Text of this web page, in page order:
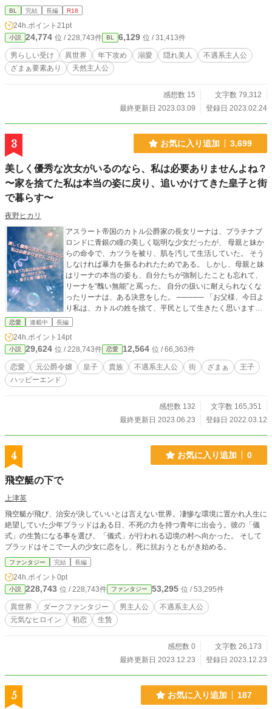
BL 完結 長編 R18
24h.ポイント 21pt
小説 24,774 位 / 228,743件 BL 6,129 位 / 31,413件
男らしい受け 異世界 年下攻め 溺愛 隠れ美人
不遇系主人公
ざまぁ要素あり
天然主人公
感想数 15
文字数 79,312
最終更新日 2023.03.09
登録日 2023.02.24
3 お気に入り追加 3,699
美しく優秀な次女がいるのなら、私は必要ありませんよね？
〜家を捨てた私は本当の姿に戻り、追いかけてきた皇子と街
で暮らす〜
夜野ヒカリ
アスラート帝国のカトル公爵家の長女リーナは、プラチナブ
ロンドに青銀の瞳の美しく聡明な少女だったが、 母親と妹か
らの命令で、カツラを被り、肌を汚して生活していた。 そう
しなければ暴力を振るわれたためである。 しかし、母親と妹
はリーナの本当の姿も、自分たちが強制したことも忘れて、
リーナを“醜い無能”と罵った。 自分の扱いに耐えられなくな
ったリーナは、ある決意をした。 ───── 「お父様、今日よ
り私は、カトルの姓を捨て、平民として生きたく思います」
リーナの１８歳の誕生日、リーナは父親である公爵にそう切
理、領地管理、他家との関係の保持─── ほとんどの仕事はリ
ーナがしていたのだが…………。 貴族としての身分を捨て、
街の食堂で働き始めたリーナはそこで幸せになれるのか！？
密かなにリーナに想いを寄せていて、リーナを追いかけて街
に下りた皇子との恋の行方は！？ 話、設定、登場人物の口調
後まで執筆、公開予約済みです。本編完結後、のんびりと番
外編を更新していく予定です！ 3/18 : Hotランキング 60位→3
恋愛 連載中 長編
24h.ポイント 14pt
小説 29,624 位 / 228,743件 恋愛 12,564 位 / 66,363件
恋愛 元公爵令嬢 皇子 貴族 不遇系主人公 街 ざまぁ
王子
ハッピーエンド
感想数 132
文字数 165,351
最終更新日 2023.06.23
登録日 2022.03.12
4 お気に入り追加 0
飛空艇の下で
上津英
飛空艇が飛び、治安が決していいとは言えない世界。凄惨な環境に置かれ人生に
絶望していた少年ブラッドはある日、不死の力を持つ青年に出会う。彼の「儀
式」の生贄になる事を選び、「儀式」が行われる辺境の村へ向かった。 そして
ブラッドはそこで一人の少女に恋をし、死に抗おうともがき始める。
ファンタジー 完結 長編
24h.ポイント 0pt
小説 228,743 位 / 228,743件 ファンタジー 53,295 位 / 53,295件
異世界 ダークファンタジー 男主人公
不遇系主人公
元気なヒロイン
初恋 生贄
感想数 0
文字数 26,173
最終更新日 2023.12.23
登録日 2023.12.23
5 お気に入り追加 187